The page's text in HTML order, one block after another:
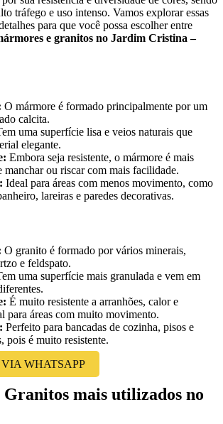
tráfego e uso intenso. Vamos explorar essas
para que você possa escolher entre
e granitos no Jardim Cristina –
O mármore é formado principalmente por um
calcita.
uma superfície lisa e veios naturais que
elegante.
Embora seja resistente, o mármore é mais
manchar ou riscar com mais facilidade.
Ideal para áreas com menos movimento, como
lareiras e paredes decorativas.
O granito é formado por vários minerais,
e feldspato.
uma superfície mais granulada e vem em
É muito resistente a arranhões, calor e
para áreas com muito movimento.
Perfeito para bancadas de cozinha, pisos e
pois é muito resistente.
WHATSAPP
mais utilizados no